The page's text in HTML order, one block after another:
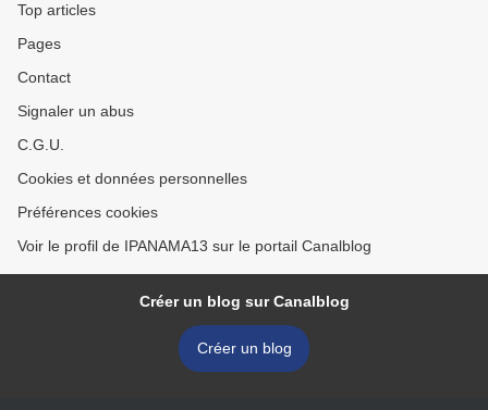
Top articles
Pages
Contact
Signaler un abus
C.G.U.
Cookies et données personnelles
Préférences cookies
Voir le profil de IPANAMA13 sur le portail Canalblog
Créer un blog sur Canalblog
Créer un blog